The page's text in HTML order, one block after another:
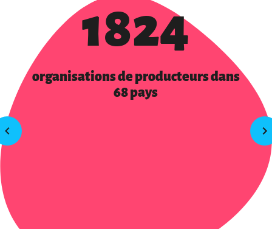
1824
organisations de producteurs dans
68 pays